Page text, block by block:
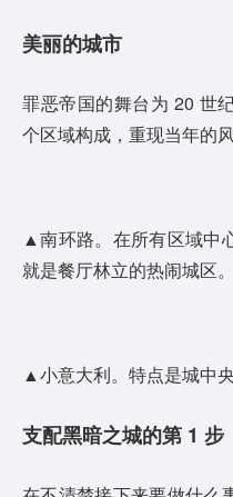
美丽的城市
罪恶帝国的舞台为 20 世
个区域构成，重现当年的
▲南环路。在所有区域中
就是餐厅林立的热闹城区。
▲小意大利。特点是城中
支配黑暗之城的第 1 步